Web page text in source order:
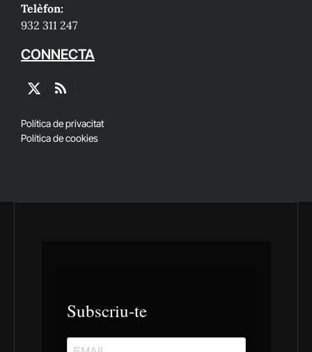
Telèfon:
932 311 247
CONNECTA
X
RSS
Política de privacitat
Política de cookies